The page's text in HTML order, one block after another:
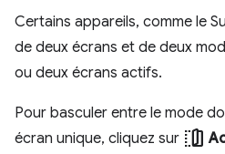
Certains appareils, comme le
de deux écrans et de deux
ou deux écrans actifs.
Pour basculer entre le mode
écran unique, cliquez sur devices_fold